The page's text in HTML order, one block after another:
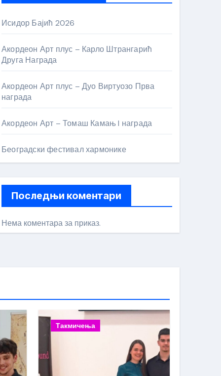
Исидор Бајић 2026
Акордеон Арт плус – Карло Штрангарић
Друга Награда
Акордеон Арт плус – Дуо Виртуозо Прва
награда
Акордеон Арт – Томаш Камањ I награда
Београдски фестивал хармонике
Последњи коментари
Нема коментара за приказ.
Такмичења